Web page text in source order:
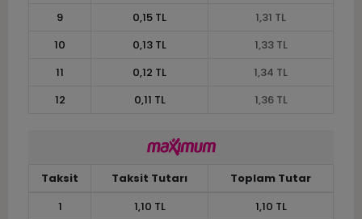
9
0,15 TL
1,31 TL
10
0,13 TL
1,33 TL
11
0,12 TL
1,34 TL
12
0,11 TL 1,36 TL
Taksit Taksit Tutarı
Toplam Tutar
1
1,10 TL
1,10 TL